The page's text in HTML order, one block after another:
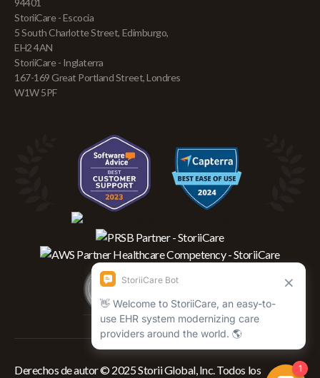
94401
StoriiCare - Escocia
5 South Charlotte Street, Edimburgo,
EH2 4AN
StoriiCare - Inglaterra
167-169 Great Portland Street, Londres
W1W 5PF
Derechos de autor © 2025 Storii Global, Inc. Todos los